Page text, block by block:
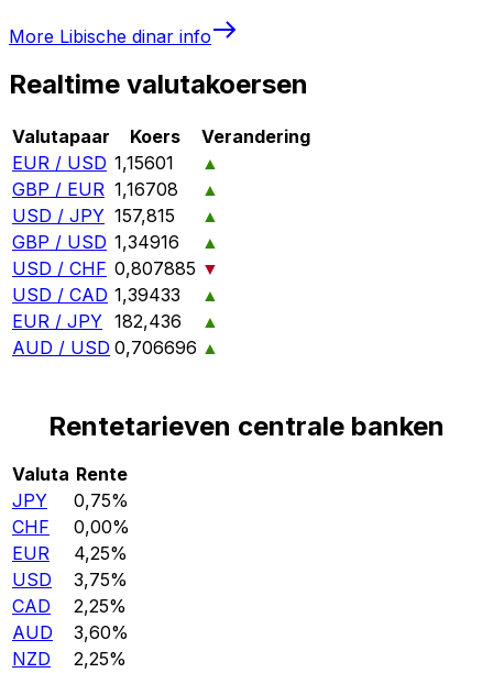
More Libische dinar info
Realtime valutakoersen
Valutapaar Koers
Verandering
EUR / USD 1,15601
▲
GBP / EUR 1,16708
▲
USD / JPY 157,815
▲
GBP / USD 1,34916
▲
USD / CHF 0,807885 ▼
USD / CAD 1,39433
▲
EUR / JPY 182,436
▲
AUD / USD 0,706696 ▲
Rentetarieven centrale banken
Valuta Rente
JPY
0,75%
CHF
0,00%
EUR
4,25%
USD
3,75%
CAD
2,25%
AUD
3,60%
NZD
2,25%